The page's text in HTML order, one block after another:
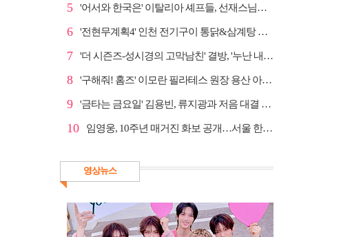
5 '어서와 한국은' 이탈리아 셰프들, 선재스님→라연 차도...
6 '전현무계획4' 인천 전기구이 통닭&삼계탕 노포 맛집 탐방
7 '더 시즌즈-성시경의 고막남친' 결방, '누난 내게 여자...
8 '구해줘! 홈즈' 이모란 필라테스 원장 용산 아파트 방...
9 '금타는 금요일' 김용빈, 류지광과 저음 대결 승리
10 임영웅, 10주년 매거진 화보 공개…서울 한복판 대형 현...
영상뉴스